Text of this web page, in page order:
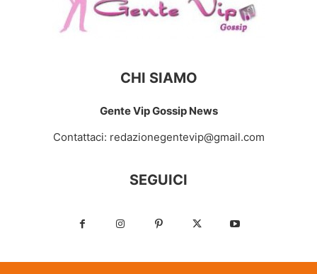
CHI SIAMO
Gente Vip Gossip News
Contattaci: redazionegentevip@gmail.com
SEGUICI